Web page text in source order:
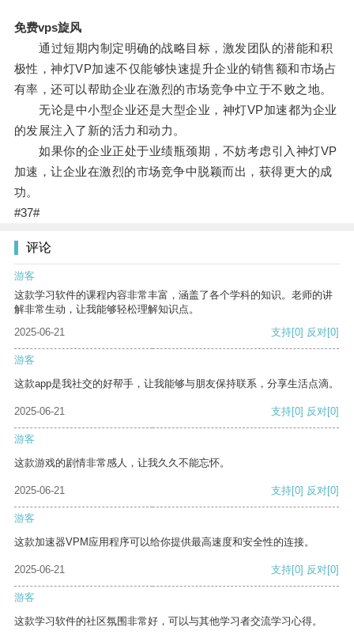
免费vps旋风
通过短期内制定明确的战略目标，激发团队的潜能和积
极性，神灯VP加速不仅能够快速提升企业的销售额和市场占
有率，还可以帮助企业在激烈的市场竞争中立于不败之地。
无论是中小型企业还是大型企业，神灯VP加速都为企业
的发展注入了新的活力和动力。
如果你的企业正处于业绩瓶颈期，不妨考虑引入神灯VP
加速，让企业在激烈的市场竞争中脱颖而出，获得更大的成
功。
#37#
评论
游客
这款学习软件的课程内容非常丰富，涵盖了各个学科的知识。老师的讲
解非常生动，让我能够轻松理解知识点。
2025-06-21
支持[0] 反对[0]
游客
这款app是我社交的好帮手，让我能够与朋友保持联系，分享生活点滴。
2025-06-21 支持[0] 反对[0]
游客
这款游戏的剧情非常感人，让我久久不能忘怀。
2025-06-21 支持[0] 反对[0]
游客
这款加速器VPM应用程序可以给你提供最高速度和安全性的连接。
2025-06-21 支持[0] 反对[0]
游客
这款学习软件的社区氛围非常好，可以与其他学习者交流学习心得。